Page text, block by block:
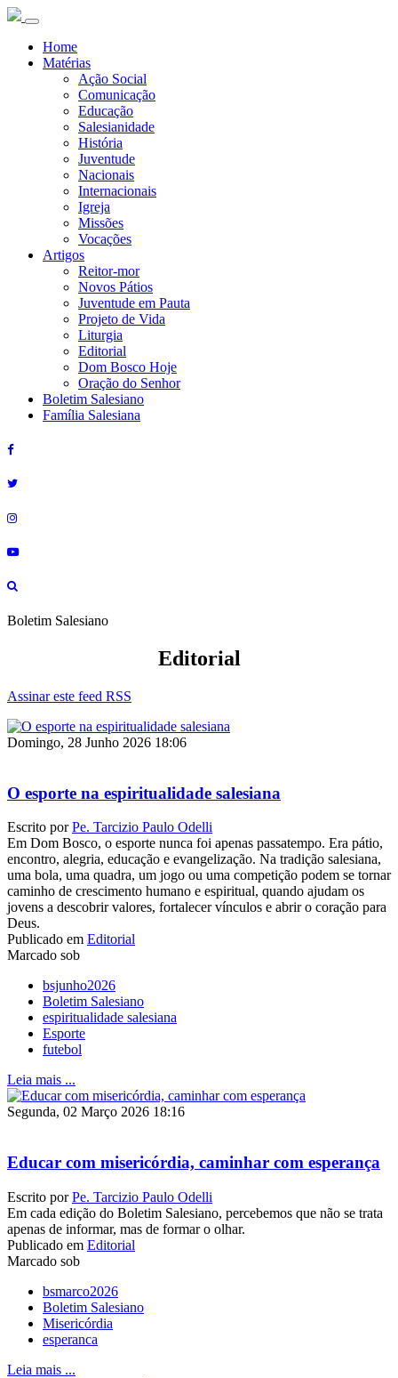
Home
Matérias
Ação Social
Comunicação
Educação
Salesianidade
História
Juventude
Nacionais
Internacionais
Igreja
Missões
Vocações
Artigos
Reitor-mor
Novos Pátios
Juventude em Pauta
Projeto de Vida
Liturgia
Editorial
Dom Bosco Hoje
Oração do Senhor
Boletim Salesiano
Família Salesiana
Boletim Salesiano
Editorial
Assinar este feed RSS
Domingo, 28 Junho 2026 18:06
O esporte na espiritualidade salesiana
Escrito porPe. Tarcizio Paulo Odelli
Em Dom Bosco, o esporte nunca foi apenas passatempo. Era pátio,
encontro, alegria, educação e evangelização. Na tradição salesiana,
uma bola, uma quadra, um jogo ou uma competição podem se tornar
caminho de crescimento humano e espiritual, quando ajudam os
jovens a descobrir valores, fortalecer vínculos e abrir o coração para
Deus.
Publicado em Editorial
Marcado sob
bsjunho2026
Boletim Salesiano
espiritualidade salesiana
Esporte
futebol
Leia mais ...
Segunda, 02 Março 2026 18:16
Educar com misericórdia, caminhar com esperança
Escrito porPe. Tarcizio Paulo Odelli
Em cada edição do Boletim Salesiano, percebemos que não se trata
apenas de informar, mas de formar o olhar.
Publicado em Editorial
Marcado sob
bsmarco2026
Boletim Salesiano
Misericórdia
esperanca
Leia mais ...